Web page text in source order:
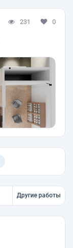
231 0
Другие работы